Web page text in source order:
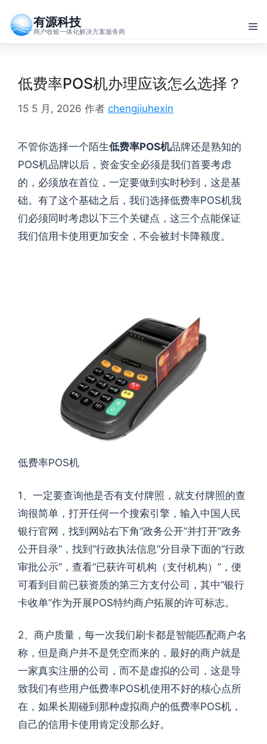
有源科技
商户收银一体化解决方案服务商 菜
低费率POS机办理应该怎么选择？
15 5 月, 2026 作者 chengjiuhexin
不管你选择一个陌生低费率POS机品牌还是熟知的
POS机品牌以后，资金安全必须是我们首要考虑
的，必须放在首位，一定要做到实时秒到，这是基
础。有了这个基础之后，我们选择低费率POS机我
们必须同时考虑以下三个关键点，这三个点能保证
我们信用卡使用更加安全，不会被封卡降额度。
低费率POS机
1、一定要查询他是否有支付牌照，就支付牌照的查
询很简单，打开任何一个搜索引擎，输入中国人民
银行官网，找到网站右下角“政务公开”并打开“政务
公开目录”，找到“行政执法信息”分目录下面的“行政
审批公示”，查看“已获许可机构（支付机构）”，便
可看到目前已获资质的第三方支付公司，其中“银行
卡收单”作为开展POS特约商户拓展的许可标志。
2、商户质量，每一次我们刷卡都是智能匹配商户名
称，但是商户并不是凭空而来的，最好的商户就是
一家真实注册的公司，而不是虚拟的公司，这是导
致我们有些用户低费率POS机使用不好的核心点所
在，如果长期碰到那种虚拟商户的低费率POS机，
自己的信用卡使用肯定没那么好。